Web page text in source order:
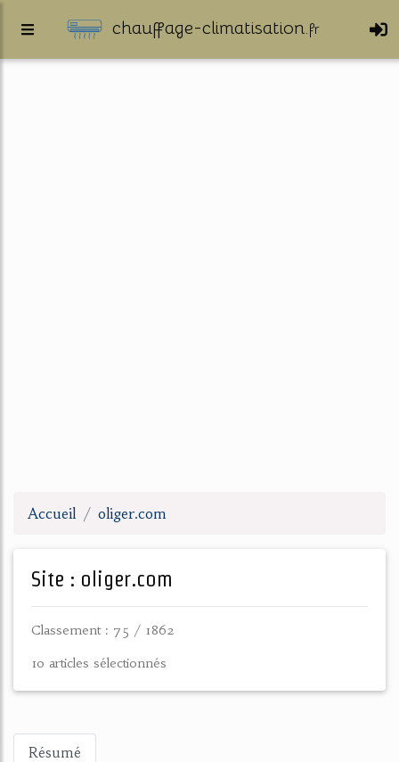
chauffage-climatisation.fr
Accueil oliger.com
Site : oliger.com
Classement : 75 / 1862
10 articles sélectionnés
Résumé